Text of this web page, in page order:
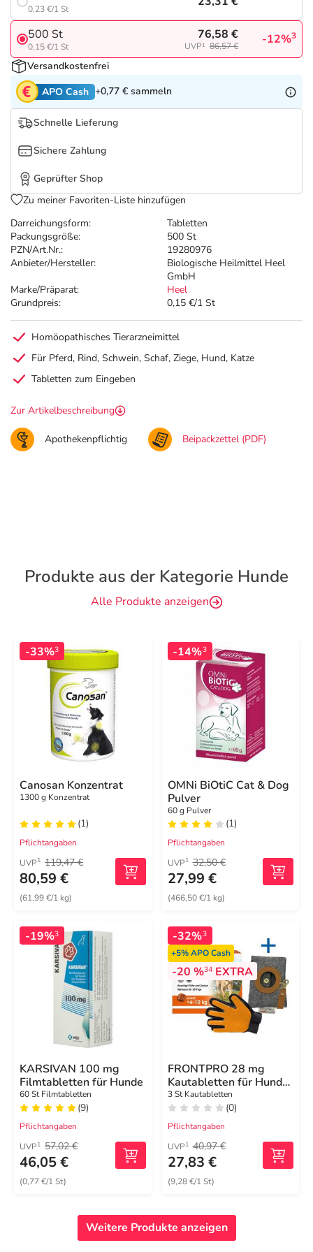
Tierapotheke
Vitamine & Mineralstoffe
Marken
Salus Deals
Darreichungsform:
Tabletten
Packungsgröße:
500 St
PZN/Art.Nr.:
19280976
Anbieter/Hersteller:
Biologische Heilmittel Heel
GmbH
Marke/Präparat:
Heel
Grundpreis:
0,15 €/1 St
0,23 €/1 St
500 St
0,15 €/1 St
76,58 €
UVP¹ 86,57 € -12%3
Versandkostenfrei
APO Cash +0,77 € sammeln
Schnelle Lieferung
Sichere Zahlung
Geprüfter Shop
Zu meiner Favoriten-Liste hinzufügen
Homöopathisches Tierarzneimittel
Für Pferd, Rind, Schwein, Schaf, Ziege, Hund, Katze
Tabletten zum Eingeben
Zur Artikelbeschreibung
Apothekenpflichtig Beipackzettel (PDF)
Produkte aus der Kategorie Hunde
Alle Produkte anzeigen
-33%3
Canosan Konzentrat
1300 g Konzentrat
(1)
Pflichtangaben
UVP1 119,47 €
80,59 €
(61,99 €/1 kg)
-14%3
OMNi BiOtiC Cat & Dog
Pulver
60 g Pulver
(1)
Pflichtangaben
UVP1 32,50 €
27,99 €
(466,50 €/1 kg)
-19%3
KARSIVAN 100 mg
Filmtabletten für Hunde
60 St Filmtabletten
(9)
Pflichtangaben
UVP1 57,02 €
46,05 €
(0,77 €/1 St)
-32%3
+5%APO Cash
-20 %34 EXTRA
FRONTPRO 28 mg
Kautabletten für Hunde
4 - 10 kg
3 St Kautabletten
(0)
Pflichtangaben
UVP1 40,97 €
27,83 €
(9,28 €/1 St)
Weitere Produkte anzeigen